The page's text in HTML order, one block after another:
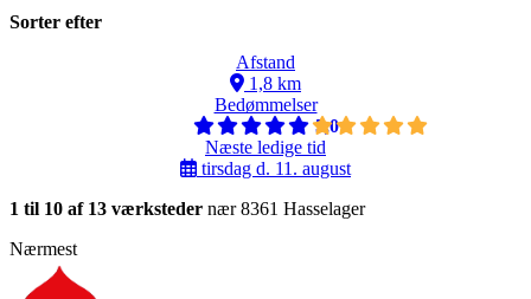
Sorter efter
Afstand
1,8 km
Bedømmelser
5,0
Næste ledige tid
tirsdag d. 11. august
1 til 10 af 13 værksteder nær 8361 Hasselager
Nærmest